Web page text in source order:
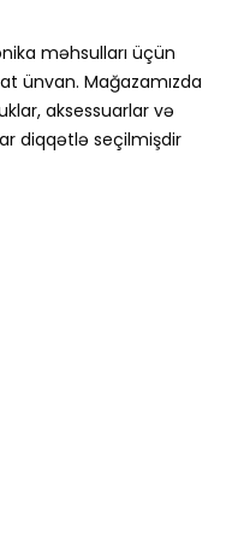
məhsulları üçün
ünvan. Mağazamızda
aksessuarlar və
diqqətlə seçilmişdir